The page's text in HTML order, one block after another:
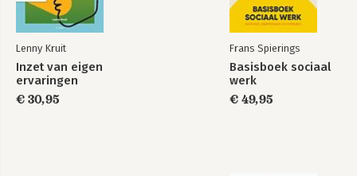
Lenny Kruit
Inzet van eigen
ervaringen
€ 30,95
Frans Spierings
Basisboek sociaal
werk
€ 49,95